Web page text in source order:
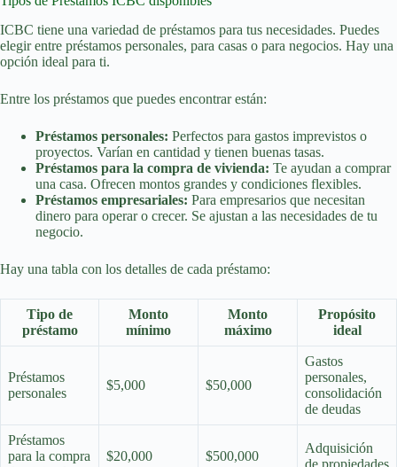
ICBC tiene una variedad de préstamos para tus necesidades. Puedes
elegir entre préstamos personales, para casas o para negocios. Hay una
opción ideal para ti.
Entre los préstamos que puedes encontrar están:
Préstamos personales: Perfectos para gastos imprevistos o
proyectos. Varían en cantidad y tienen buenas tasas.
Préstamos para la compra de vivienda: Te ayudan a comprar
una casa. Ofrecen montos grandes y condiciones flexibles.
Préstamos empresariales: Para empresarios que necesitan
dinero para operar o crecer. Se ajustan a las necesidades de tu
negocio.
Hay una tabla con los detalles de cada préstamo:
Tipo de
préstamo
Monto
mínimo
Monto
máximo
Propósito
ideal
Préstamos
personales
$5,000 $50,000
Gastos
personales,
consolidación
de deudas
Préstamos
para la compra
$20,000 $500,000
Adquisición